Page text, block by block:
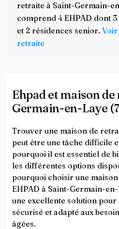
retraite à Saint-Germain-
comprend 4 EHPAD dont
et 2 résidences senior. Voir
retraite
Ehpad et maison
Germain-en-Laye
Trouver une maison de
peut être une tâche difficile
pourquoi il est essentiel de
les différentes options
pourquoi choisir une
EHPAD à Saint-Germain-
une excellente solution
sécurisé et adapté aux
âgées.